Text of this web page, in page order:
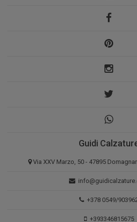
Guidi
Via XXV Marzo, 50 - 47895
+378 0549/
+393346815675